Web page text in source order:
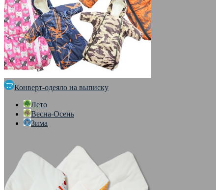
Конверт-одеяло на выписку
Лето
Весна-Осень
Зима